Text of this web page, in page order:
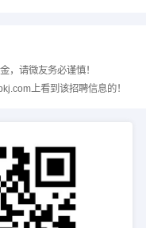
，请微友务必谨慎！
上看到该招聘信息的！